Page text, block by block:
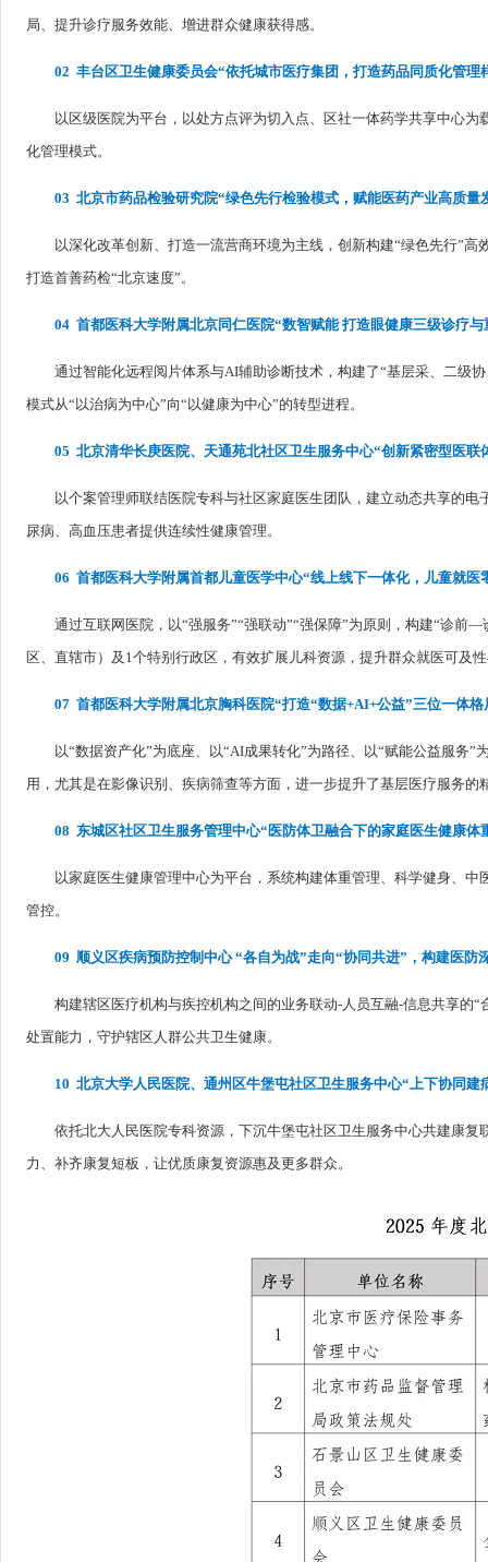
局、提升诊疗服务效能、增进群众健康获得感。
02 丰台区卫生健康委员会“依托城市医疗集团，打造药品同质化管理
以区级医院为平台，以处方点评为切入点、区社一体药学共享中心
化管理模式。
03 北京市药品检验研究院“绿色先行检验模式，赋能医药产业高质量
以深化改革创新、打造一流营商环境为主线，创新构建“绿色先行”
打造首善药检“北京速度”。
04 首都医科大学附属北京同仁医院“数智赋能 打造眼健康三级诊疗
通过智能化远程阅片体系与AI辅助诊断技术，构建了“基层采、二级
模式从“以治病为中心”向“以健康为中心”的转型进程。
05 北京清华长庚医院、天通苑北社区卫生服务中心“创新紧密型医
以个案管理师联结医院专科与社区家庭医生团队，建立动态共享的
尿病、高血压患者提供连续性健康管理。
06 首都医科大学附属首都儿童医学中心“线上线下一体化，儿童就医
通过互联网医院，以“强服务”“强联动”“强保障”为原则，构建“诊
区、直辖市）及1个特别行政区，有效扩展儿科资源，提升群众就医可及
07 首都医科大学附属北京胸科医院“打造“数据+AI+公益”三位一体
以“数据资产化”为底座、以“AI成果转化”为路径、以“赋能公益服务
用，尤其是在影像识别、疾病筛查等方面，进一步提升了基层医疗服务
08 东城区社区卫生服务管理中心“医防体卫融合下的家庭医生健康体
以家庭医生健康管理中心为平台，系统构建体重管理、科学健身、
管控。
09 顺义区疾病预防控制中心 “各自为战”走向“协同共进”，构建医防
构建辖区医疗机构与疾控机构之间的业务联动-人员互融-信息共享的
处置能力，守护辖区人群公共卫生健康。
10 北京大学人民医院、通州区牛堡屯社区卫生服务中心“上下协同建
依托北大人民医院专科资源，下沉牛堡屯社区卫生服务中心共建康
力、补齐康复短板，让优质康复资源惠及更多群众。